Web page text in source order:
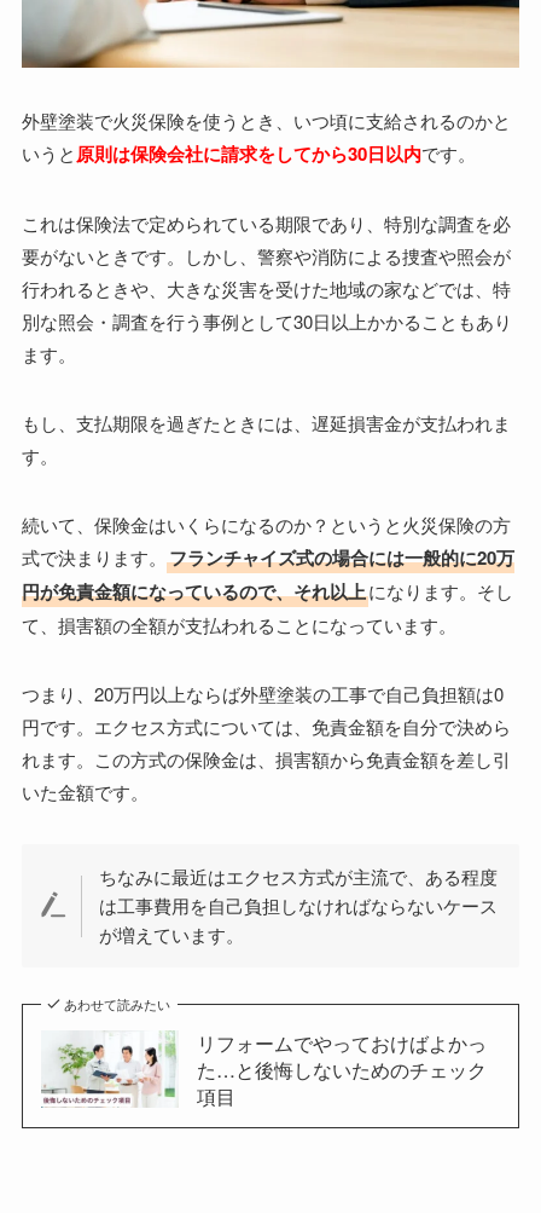
外壁塗装で火災保険を使うとき、いつ頃に支給されるのかと
いうと原則は保険会社に請求をしてから30日以内です。
これは保険法で定められている期限であり、特別な調査を必
要がないときです。しかし、警察や消防による捜査や照会が
行われるときや、大きな災害を受けた地域の家などでは、特
別な照会・調査を行う事例として30日以上かかることもあり
ます。
もし、支払期限を過ぎたときには、遅延損害金が支払われま
す。
続いて、保険金はいくらになるのか？というと火災保険の方
式で決まります。 フランチャイズ式の場合には一般的に20万
円が免責金額になっているので、それ以上になります。そし
て、損害額の全額が支払われることになっています。
つまり、20万円以上ならば外壁塗装の工事で自己負担額は0
円です。エクセス方式については、免責金額を自分で決めら
れます。この方式の保険金は、損害額から免責金額を差し引
いた金額です。
ちなみに最近はエクセス方式が主流で、ある程度
は工事費用を自己負担しなければならないケース
が増えています。
あわせて読みたい
リフォームでやっておけばよかっ
た…と後悔しないためのチェック
項目